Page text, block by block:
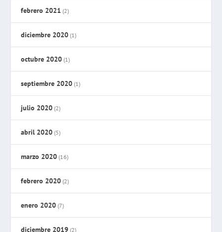
febrero 2021 (2)
diciembre 2020 (1)
octubre 2020 (1)
septiembre 2020 (1)
julio 2020 (2)
abril 2020 (5)
marzo 2020 (16)
febrero 2020 (2)
enero 2020 (7)
diciembre 2019 (2)